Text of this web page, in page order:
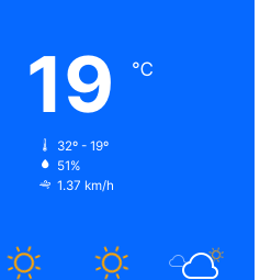
19 ℃
32º - 19º
51%
1.37 km/h